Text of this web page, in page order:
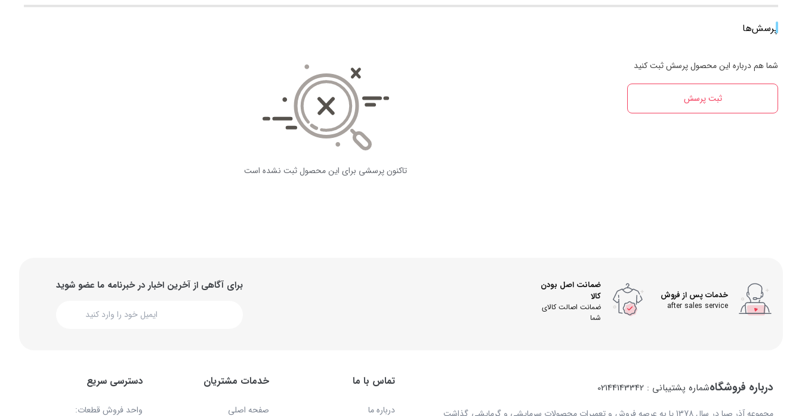
پرسش‌ها
شما هم درباره این محصول پرسش ثبت کنید
ثبت پرسش
تاکنون پرسشی برای این محصول ثبت نشده است
خدمات پس از فروش
after sales service
ضمانت اصل بودن
کالا
ضمانت اصالت کالای
شما
برای آگاهی از آخرین اخبار در خبرنامه ما عضو شوید
درباره فروشگاهشماره پشتیبانی : 02144143342 تماس با ما
درباره ما
خدمات مشتریان
صفحه اصلی
دسترسی سریع
واحد فروش قطعات: